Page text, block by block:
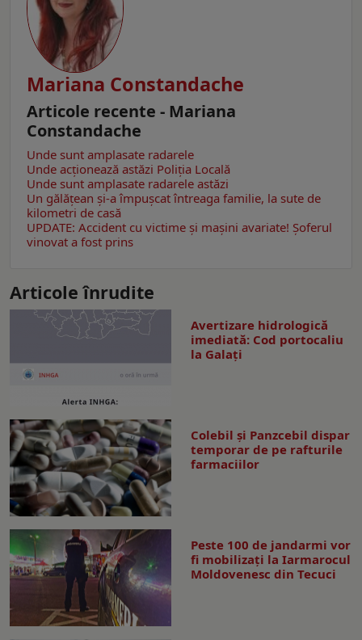
Mariana Constandache
Articole recente - Mariana
Constandache
Unde sunt amplasate radarele
Unde acționează astăzi Poliția Locală
Unde sunt amplasate radarele astăzi
Un gălăţean și-a împușcat întreaga familie, la sute de
kilometri de casă
UPDATE: Accident cu victime și mașini avariate! Șoferul
vinovat a fost prins
Articole înrudite
Avertizare hidrologică
imediată: Cod portocaliu
la Galaţi
Colebil și Panzcebil dispar
temporar de pe rafturile
farmaciilor
Peste 100 de jandarmi vor
fi mobilizați la Iarmarocul
Moldovenesc din Tecuci